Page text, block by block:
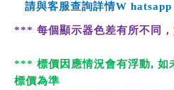
請與客服查詢詳情W hatsapp
*** 每個顯示器色差有所不同
*** 標價因應情況會有浮動, 如
標價為準